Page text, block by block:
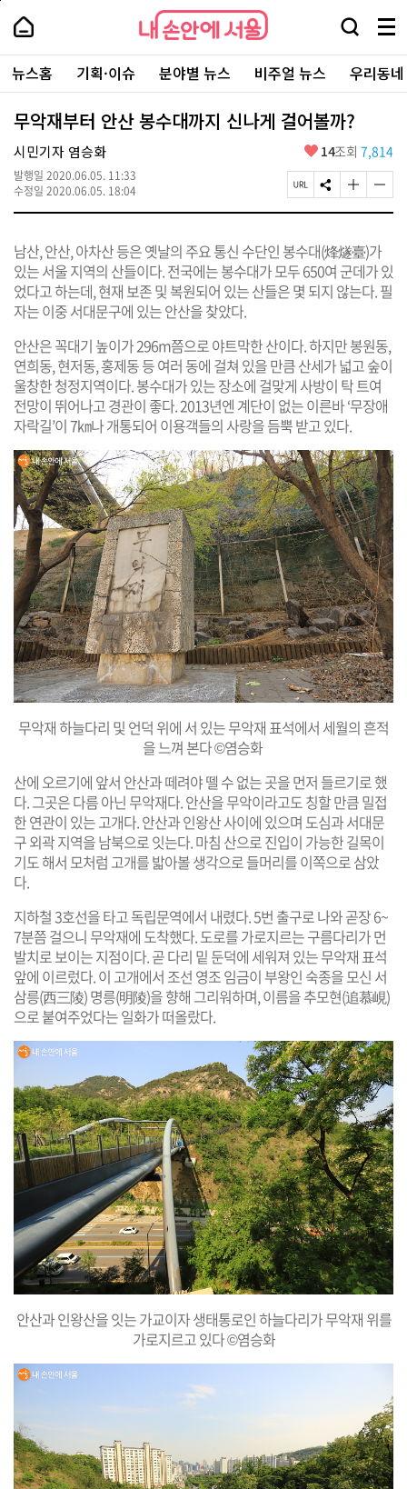
본
로
가
내
손
안
에
서
울
-
서
울
시
대
표
소
포
털
내
손
에
울
검
창
열
기
메
뉴
전
체
보
주
요
서
뉴스홈 기획·이슈 분야별 뉴스 비주얼 뉴스 우리동
무악재부터 안산 봉수대까지 신나게 걸어볼까?
시민기자 염승화
발행일 2020.06.05. 11:33
수정일 2020.06.05. 18:04
좋
요
14조회 7,814
페
이
R
L
복
사
S
N
유
하
기
글
자
크
게
변
경
글
자
작
게
변
경
남산, 안산, 아차산 등은 옛날의 주요 통신 수단인 봉수대(烽燧臺)가
있는 서울 지역의 산들이다. 전국에는 봉수대가 모두 650여 군데가 있
었다고 하는데, 현재 보존 및 복원되어 있는 산들은 몇 되지 않는다. 필
자는 이중 서대문구에 있는 안산을 찾았다.
안산은 꼭대기 높이가 296m쯤으로 야트막한 산이다. 하지만 봉원동,
연희동, 현저동, 홍제동 등 여러 동에 걸쳐 있을 만큼 산세가 넓고 숲이
울창한 청정지역이다. 봉수대가 있는 장소에 걸맞게 사방이 탁 트여
전망이 뛰어나고 경관이 좋다. 2013년엔 계단이 없는 이른바 ‘무장애
자락길’이 7㎞나 개통되어 이용객들의 사랑을 듬뿍 받고 있다.
무악재 하늘다리 및 언덕 위에 서 있는 무악재 표석에서 세월의 흔적
을 느껴 본다 ©염승화
산에 오르기에 앞서 안산과 떼려야 뗄 수 없는 곳을 먼저 들르기로 했
다. 그곳은 다름 아닌 무악재다. 안산을 무악이라고도 칭할 만큼 밀접
한 연관이 있는 고개다. 안산과 인왕산 사이에 있으며 도심과 서대문
구 외곽 지역을 남북으로 잇는다. 마침 산으로 진입이 가능한 길목이
기도 해서 모처럼 고개를 밟아볼 생각으로 들머리를 이쪽으로 삼았
다.
지하철 3호선을 타고 독립문역에서 내렸다. 5번 출구로 나와 곧장 6~
7분쯤 걸으니 무악재에 도착했다. 도로를 가로지르는 구름다리가 먼
발치로 보이는 지점이다. 곧 다리 밑 둔덕에 세워져 있는 무악재 표석
앞에 이르렀다. 이 고개에서 조선 영조 임금이 부왕인 숙종을 모신 서
삼릉(西三陵) 명릉(明陵)을 향해 그리워하며, 이름을 추모현(追慕峴)
으로 붙여주었다는 일화가 떠올랐다.
안산과 인왕산을 잇는 가교이자 생태통로인 하늘다리가 무악재 위를
가로지르고 있다 ©염승화
페
상
단
로